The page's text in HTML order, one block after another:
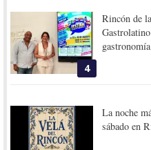
4
Rincón de
La noche
sábado en